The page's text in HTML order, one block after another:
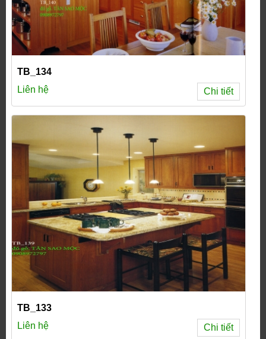
TB_134
Liên hệ
Chi tiết
TB_133
Liên hệ
Chi tiết